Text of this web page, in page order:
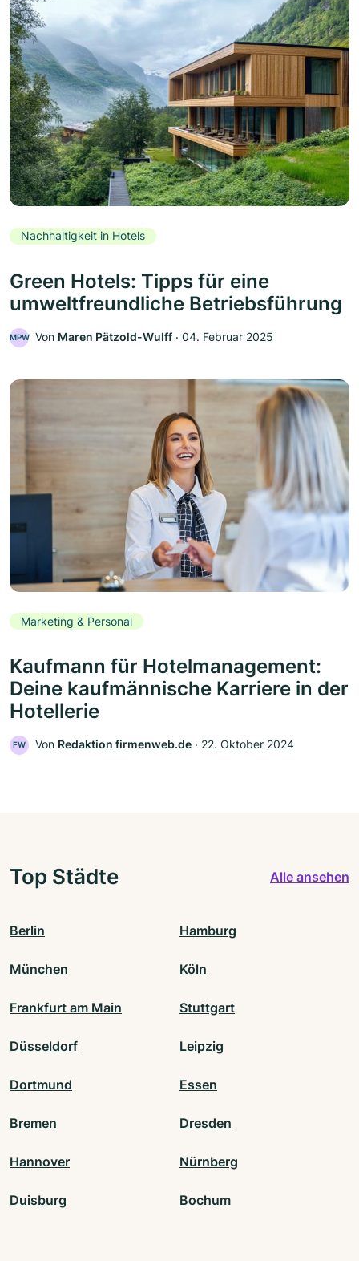
Nachhaltigkeit in Hotels
Green Hotels: Tipps für eine
umweltfreundliche Betriebsführung
MPW Von Maren Pätzold-Wulff ‧ 04. Februar 2025
Marketing & Personal
Kaufmann für Hotelmanagement:
Deine kaufmännische Karriere in der
Hotellerie
FW Von Redaktion firmenweb.de ‧ 22. Oktober 2024
Top Städte Alle ansehen
Berlin Hamburg
München Köln
Frankfurt am Main Stuttgart
Düsseldorf Leipzig
Dortmund Essen
Bremen Dresden
Hannover Nürnberg
Duisburg Bochum